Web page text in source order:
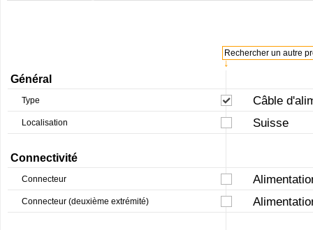
↓
Rechercher un autre
Général
Type Câble
Localisation Suisse
Connectivité
Connecteur
Connecteur (deuxième extrémité)